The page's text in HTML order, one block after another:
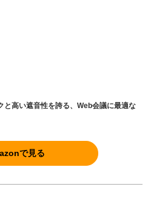
と高い遮音性を誇る、Web会議に最適な
で見る